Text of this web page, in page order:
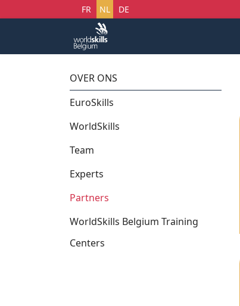
Selecteer uw taal
FR NL DE
OVER ONS
EuroSkills
WorldSkills
Team
Experts
Partners
WorldSkills Belgium Training
Centers